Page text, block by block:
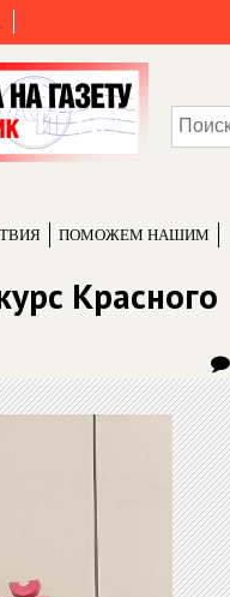
ПОМОЖЕМ НАШИМ
Красного